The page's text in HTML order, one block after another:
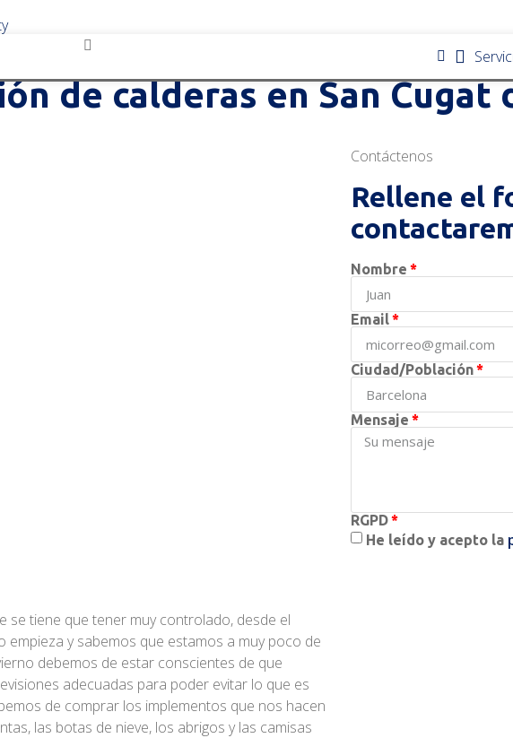
de calderas en San Cugat
Contáctenos
Rellene el
Nombre
Email
Ciudad/Población
Mensaje
RGPD
He leído y acepto la
se tiene que tener muy controlado, desde el
empieza y sabemos que estamos a muy poco de
debemos de estar conscientes de que
adecuadas para poder evitar lo que es
de comprar los implementos que nos hacen
las botas de nieve, los abrigos y las camisas